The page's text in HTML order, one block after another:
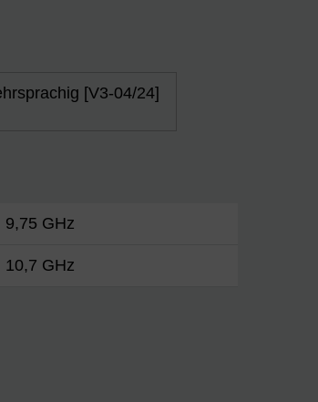
[V3-04/24]
9,75 GHz
10,7 GHz